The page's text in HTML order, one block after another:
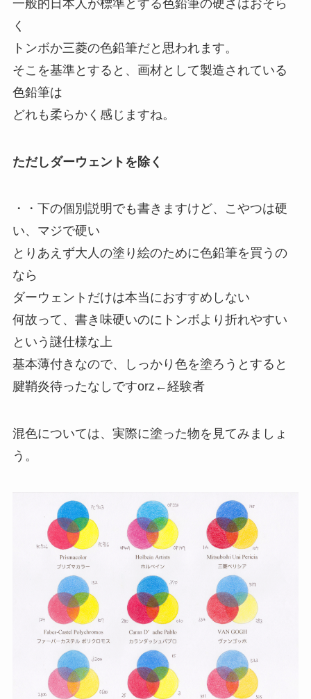
一般的日本人が標準とする色鉛筆の硬さはおそら
く
トンボか三菱の色鉛筆だと思われます。
そこを基準とすると、画材として製造されている
色鉛筆は
どれも柔らかく感じますね。
ただしダーウェントを除く
・・下の個別説明でも書きますけど、こやつは硬
い、マジで硬い
とりあえず大人の塗り絵のために色鉛筆を買うの
なら
ダーウェントだけは本当におすすめしない
何故って、書き味硬いのにトンボより折れやすい
という謎仕様な上
基本薄付きなので、しっかり色を塗ろうとすると
腱鞘炎待ったなしですorz←経験者
混色については、実際に塗った物を見てみましょ
う。